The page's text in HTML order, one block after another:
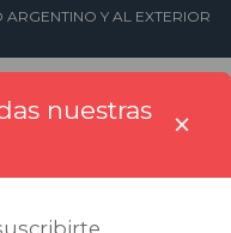
Y AL EXTERIOR
nuestras
×